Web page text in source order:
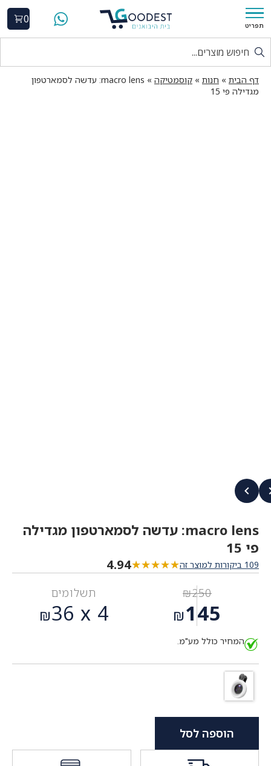
תפריט
0
דף הבית » חנות » קוסמטיקה »
macro lens: עדשה לסמארטפון
מגדילה פי 15
macro lens: עדשה לסמארטפון מגדילה
פי 15
109 ביקורות למוצר זה ★★★★★
★★★★★
4.94
₪250
המחיר
המקורי
היה:
₪145
הנוכחי
הוא:
תשלומים
4 x
₪36
המחיר כולל מע"מ.
הוספה לסל